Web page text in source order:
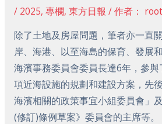
/ 2025, 專欄, 東方日報 / 作者： root
除了土地及房屋問題，筆者亦一直
岸、海港、以至海島的保育、發展
海濱事務委員會委員長達6年，參
項近海設施的規劃和建設方案，先
海濱相關的政策事宜小組委員會」
(修訂)條例草案》委員會的主席等。